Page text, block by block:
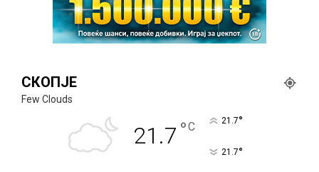
СКОПЈЕ
Few Clouds
21.7 °C 21.7°
21.7°